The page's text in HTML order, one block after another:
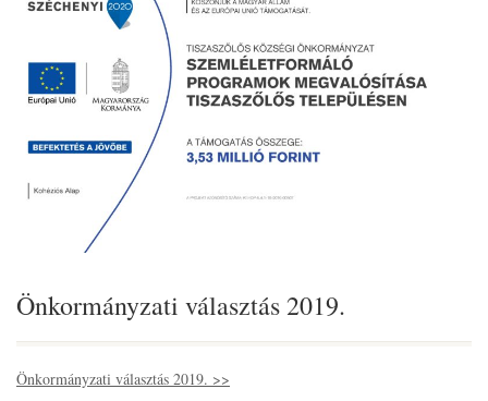
Önkormányzati választás 2019.
Önkormányzati választás 2019. >>